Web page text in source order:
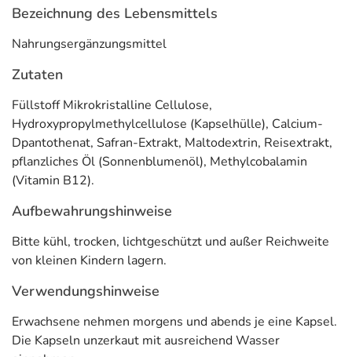
Bezeichnung des Lebensmittels
Nahrungsergänzungsmittel
Zutaten
Füllstoff Mikrokristalline Cellulose,
Hydroxypropylmethylcellulose (Kapselhülle), Calcium-
Dpantothenat, Safran-Extrakt, Maltodextrin, Reisextrakt,
pflanzliches Öl (Sonnenblumenöl), Methylcobalamin
(Vitamin B12).
Aufbewahrungshinweise
Bitte kühl, trocken, lichtgeschützt und außer Reichweite
von kleinen Kindern lagern.
Verwendungshinweise
Erwachsene nehmen morgens und abends je eine Kapsel.
Die Kapseln unzerkaut mit ausreichend Wasser